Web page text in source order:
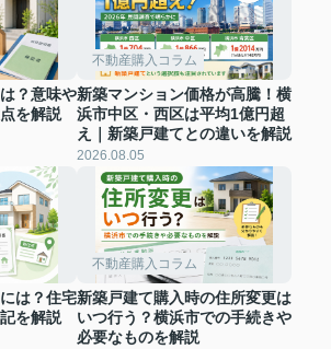
？意味や
を解説
不動産購入コラム
新築マンション価格が高騰！横
浜市中区・西区は平均1億円超
え｜新築戸建てとの違いを解説
2026.08.05
は？住宅
を解説
不動産購入コラム
新築戸建て購入時の住所変更は
いつ行う？横浜市での手続きや
必要なものを解説